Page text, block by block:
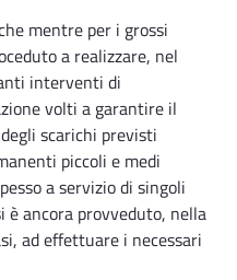
mentre per i grossi
a realizzare, nel
interventi di
volti a garantire il
scarichi previsti
piccoli e medi
a servizio di singoli
è ancora provveduto, nella
ad effettuare i necessari